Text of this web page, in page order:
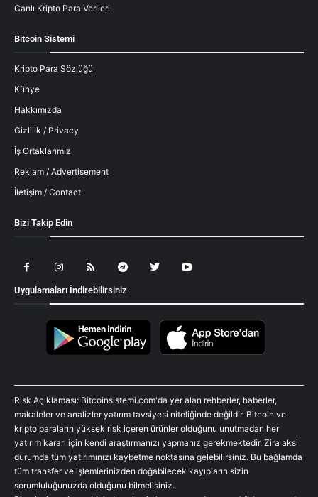
Canlı Kripto Para Verileri
Bitcoin Sistemi
Kripto Para Sözlüğü
Künye
Hakkımızda
Gizlilik / Privacy
İş Ortaklarımız
Reklam / Advertisement
İletişim / Contact
Bizi Takip Edin
Uygulamaları İndirebilirsiniz
Risk Açıklaması: Bitcoinsistemi.com'da yer alan rehberler, haberler,
makaleler ve analizler yatırım tavsiyesi niteliğinde değildir. Bitcoin ve
kripto paraların yüksek risk içeren ürünler olduğunu unutmadan her
yatırım kararı için kendi araştırmanızı yapmanız gerekmektedir. Zira aksi
durumda tüm yatırımınızı kaybetme noktasına gelebilirsiniz. Bu bağlamda
tüm transfer ve işlemlerinizden doğabilecek kayıpların sizin
sorumluluğunuzda olduğunu bilmelisiniz.